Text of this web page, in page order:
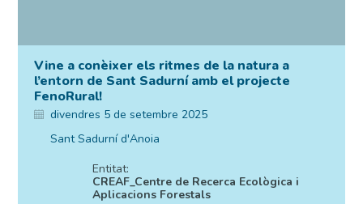
Vine a conèixer els ritmes de la natura a
l’entorn de Sant Sadurní amb el projecte
FenoRural!
divendres 5 de setembre 2025
Sant Sadurní d'Anoia
Entitat:
CREAF_Centre de Recerca Ecològica i
Aplicacions Forestals